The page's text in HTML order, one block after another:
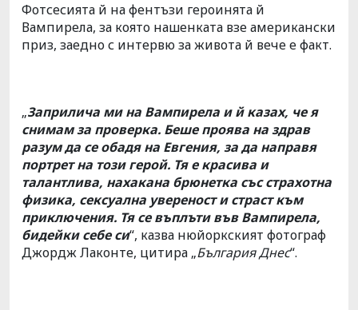
Фотсесията й на фентъзи героинята й
Вампирела, за която нашенката взе американски
приз, заедно с интервю за живота й вече е факт.
„Заприлича ми на Вампирела и й казах, че я
снимам за проверка. Беше проява на здрав
разум да се обадя на Евгения, за да направя
портрет на този герой. Тя е красива и
талантлива, нахакана брюнетка със страхотна
физика, сексуална увереност и страст към
приключения. Тя се въплъти във Вампирела,
бидейки себе си“, казва нюйоркският фотограф
Джордж Лаконте, цитира „България Днес“.